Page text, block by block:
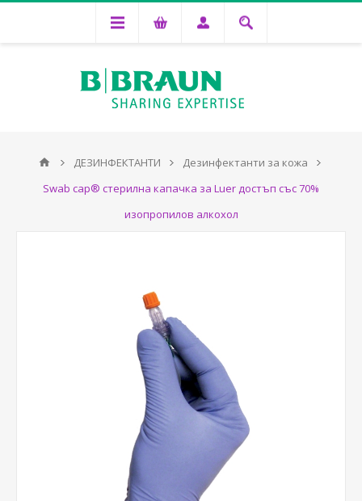
ДЕЗИНФЕКТАНТИ
Дезинфектанти за кожа
Swab cap® стерилна капачка за Luer достъп със 70%
изопропилов алкохол